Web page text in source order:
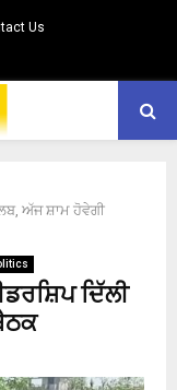
Us
ਅੱਜ ਸ਼ਾਮ ਹੋਵੇਗੀ
ਦਿੱਲੀ